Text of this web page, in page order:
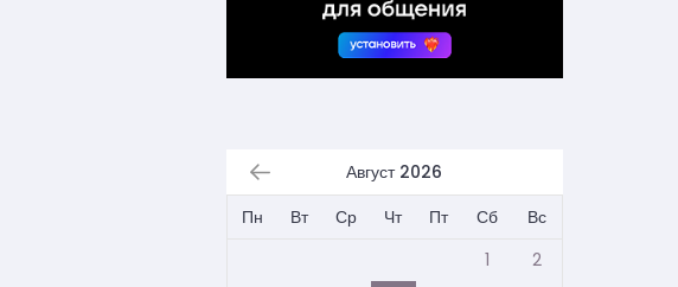
Август 2026
Пн
Вт Ср Чт Пт Сб
Вс
1
2